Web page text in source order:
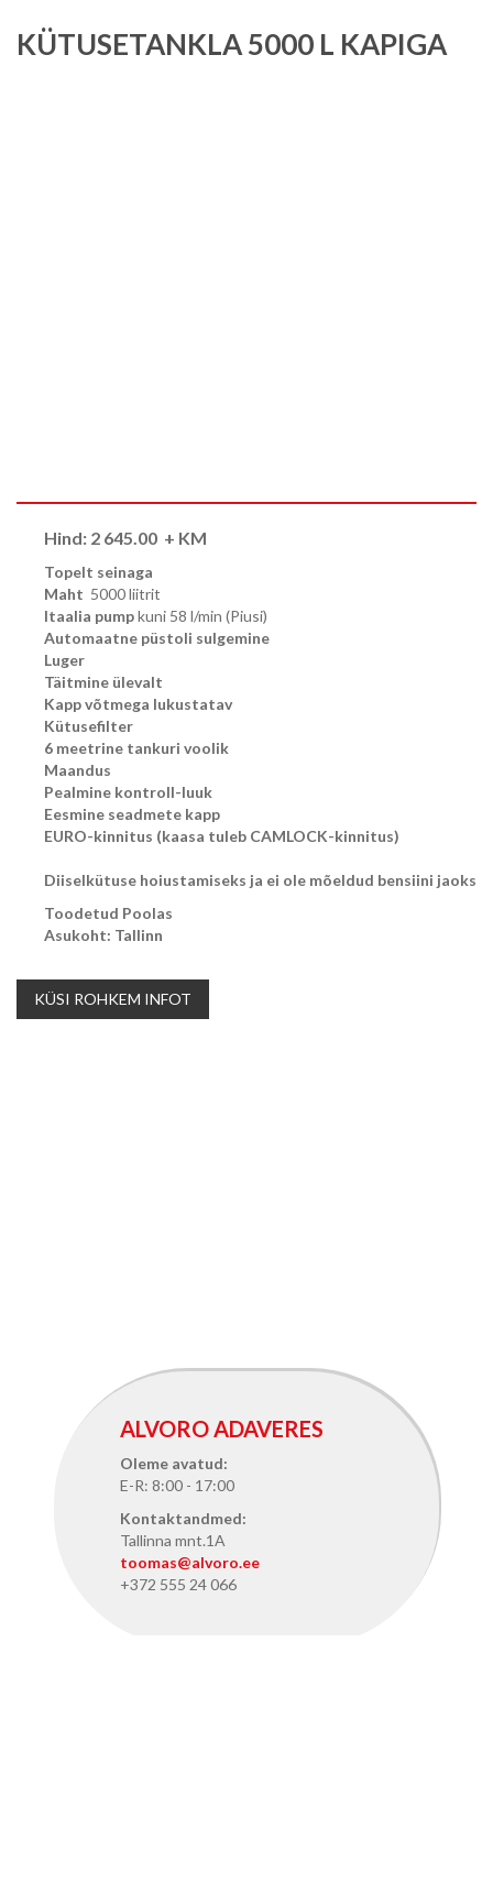
KÜTUSETANKLA 5000 L KAPIGA
Hind: 2 645.00 + KM
Topelt seinaga
Maht 5000 liitrit
Itaalia pumpkuni 58 l/min (Piusi)
Automaatne püstoli sulgemine
Luger
Täitmine ülevalt
Kapp võtmega lukustatav
Kütusefilter
6 meetrine tankuri voolik
Maandus
Pealmine kontroll-luuk
Eesmine seadmete kapp
EURO-kinnitus (kaasa tuleb CAMLOCK-kinnitus)
Diiselkütuse hoiustamiseks ja ei ole mõeldud bensiini jaoks
Toodetud Poolas
Asukoht: Tallinn
KÜSI ROHKEM INFOT
ALVORO ADAVERES
Oleme avatud:
E-R: 8:00 - 17:00
Kontaktandmed:
Tallinna mnt.1A
toomas@alvoro.ee
+372 555 24 066